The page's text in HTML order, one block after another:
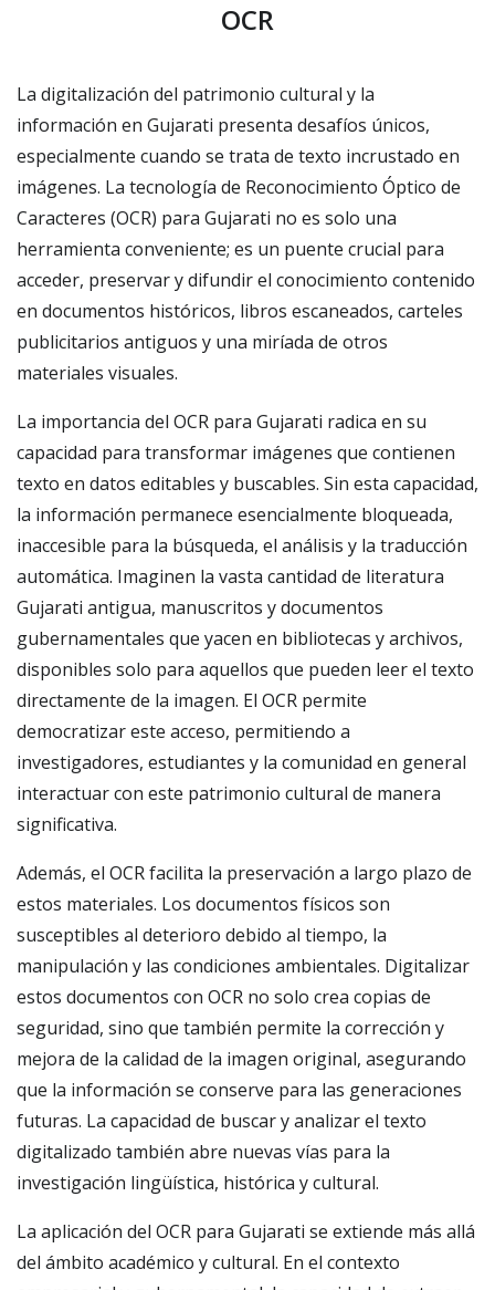
OCR
La digitalización del patrimonio cultural y la
información en Gujarati presenta desafíos únicos,
especialmente cuando se trata de texto incrustado en
imágenes. La tecnología de Reconocimiento Óptico de
Caracteres (OCR) para Gujarati no es solo una
herramienta conveniente; es un puente crucial para
acceder, preservar y difundir el conocimiento contenido
en documentos históricos, libros escaneados, carteles
publicitarios antiguos y una miríada de otros
materiales visuales.
La importancia del OCR para Gujarati radica en su
capacidad para transformar imágenes que contienen
texto en datos editables y buscables. Sin esta capacidad,
la información permanece esencialmente bloqueada,
inaccesible para la búsqueda, el análisis y la traducción
automática. Imaginen la vasta cantidad de literatura
Gujarati antigua, manuscritos y documentos
gubernamentales que yacen en bibliotecas y archivos,
disponibles solo para aquellos que pueden leer el texto
directamente de la imagen. El OCR permite
democratizar este acceso, permitiendo a
investigadores, estudiantes y la comunidad en general
interactuar con este patrimonio cultural de manera
significativa.
Además, el OCR facilita la preservación a largo plazo de
estos materiales. Los documentos físicos son
susceptibles al deterioro debido al tiempo, la
manipulación y las condiciones ambientales. Digitalizar
estos documentos con OCR no solo crea copias de
seguridad, sino que también permite la corrección y
mejora de la calidad de la imagen original, asegurando
que la información se conserve para las generaciones
futuras. La capacidad de buscar y analizar el texto
digitalizado también abre nuevas vías para la
investigación lingüística, histórica y cultural.
La aplicación del OCR para Gujarati se extiende más allá
del ámbito académico y cultural. En el contexto